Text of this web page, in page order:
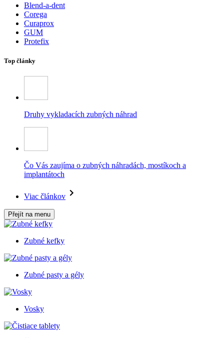
Blend-a-dent
Corega
Curaprox
GUM
Protefix
Top články
Druhy vykladacích zubných náhrad
Čo Vás zaujíma o zubných náhradách, mostíkoch a
implantátoch
Viac článkov
Přejít na menu
Zubné kefky
Zubné pasty a gély
Vosky